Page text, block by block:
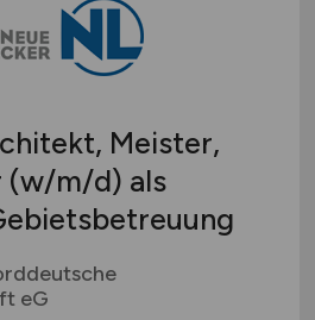
Meister,
(w/m/d) als
eG